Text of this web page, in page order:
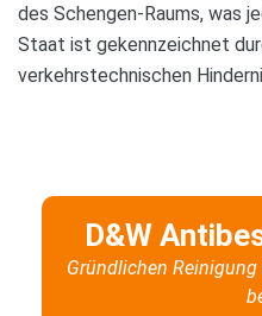
des Schengen-Raums, was
Staat ist gekennzeichnet
verkehrstechnischen
D&W
Gründlichen